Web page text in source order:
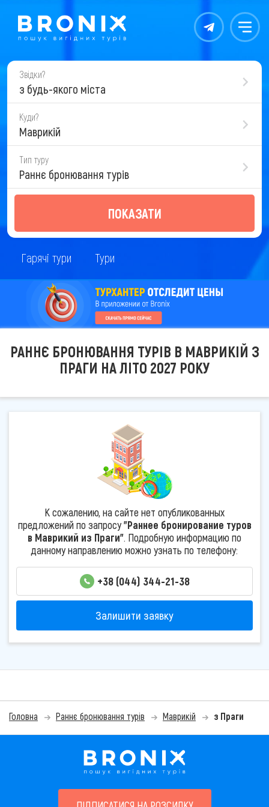
Контакты Меню
Звідки?
з будь-якого міста
Куди?
Маврикій
Тип туру
Раннє бронювання турів
ПОКАЗАТИ
Гарячі тури Тури
РАННЄ БРОНЮВАННЯ ТУРІВ В МАВРИКІЙ З
ПРАГИ НА ЛІТО 2027 РОКУ
К сожалению, на сайте нет опубликованных
предложений по запросу"Раннее бронирование туров
в Маврикий из Праги". Подробную информацию по
данному направлению можно узнать по телефону:
+38 (044) 344-21-38
Залишити заявку
Головна Раннє бронювання турів Маврикій з Праги